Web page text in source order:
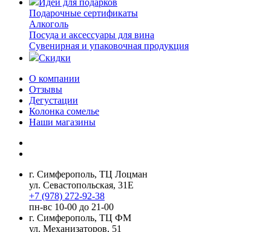
Идеи для подарков
Подарочные сертификаты
Алкоголь
Посуда и аксессуары для вина
Сувенирная и упаковочная продукция
Скидки
О компании
Отзывы
Дегустации
Колонка сомелье
Наши магазины
г. Симферополь, ТЦ Лоцман
ул. Севастопольская, 31Е
+7 (978) 272-92-38
пн-вс 10-00 до 21-00
г. Симферополь, ТЦ ФМ
ул. Механизаторов, 51